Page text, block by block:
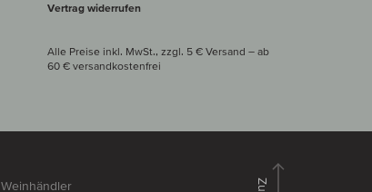
Vertrag widerrufen
Alle Preise inkl. MwSt., zzgl. 5 € Versand – ab
60 € versand­kosten­frei
Weinhändler